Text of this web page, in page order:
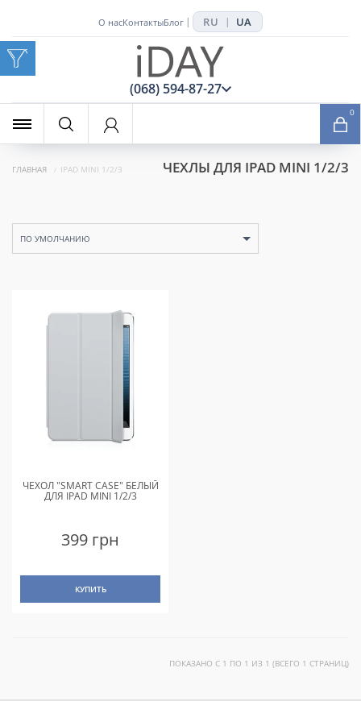
x
О насКонтактыБлог | RU | UA
(068) 594-87-27
0
ГЛАВНАЯ IPAD MINI 1/2/3 ЧЕХЛЫ ДЛЯ IPAD MINI 1/2/3
ПО УМОЛЧАНИЮ
ЧЕХОЛ "SMART CASE" БЕЛЫЙ
ДЛЯ IPAD MINI 1/2/3
399 грн
КУПИТЬ
ПОКАЗАНО С 1 ПО 1 ИЗ 1 (ВСЕГО 1 СТРАНИЦ)